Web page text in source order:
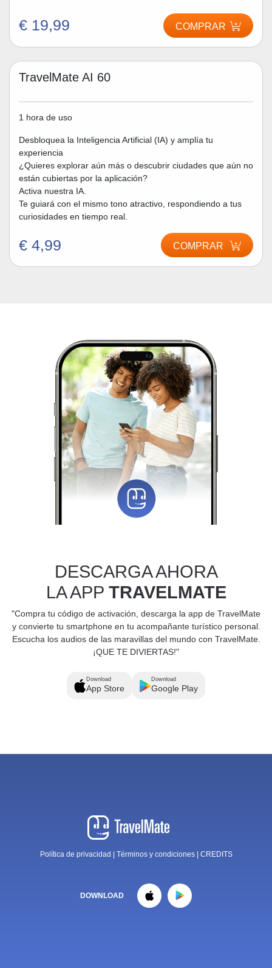
€ 19,99 COMPRAR
TravelMate AI 60
1 hora de uso
Desbloquea la Inteligencia Artificial (IA) y amplía tu
experiencia
¿Quieres explorar aún más o descubrir ciudades que aún no
están cubiertas por la aplicación?
Activa nuestra IA.
Te guiará con el mismo tono atractivo, respondiendo a tus
curiosidades en tiempo real.
€ 4,99 COMPRAR
DESCARGA AHORA
LA APP TRAVELMATE
"Compra tu código de activación, descarga la app de TravelMate
y convierte tu smartphone en tu acompañante turístico personal.
Escucha los audios de las maravillas del mundo con TravelMate.
¡QUE TE DIVIERTAS!"
Download
App Store
Download
Google Play
Política de privacidad Términos y condiciones CREDITS
DOWNLOAD